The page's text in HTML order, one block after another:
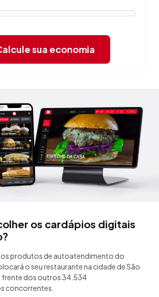
sua economia
os cardápios digitais
produtos de autoatendimento do
o seu restaurante na cidade de São
frente dos outros 34.534
concorrentes.